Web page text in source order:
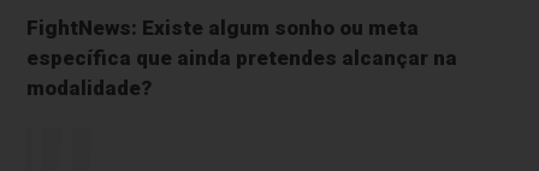
FightNews: Existe algum sonho ou meta
específica que ainda pretendes alcançar na
modalidade?